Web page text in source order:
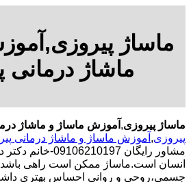
ماساژ
ماشاژ درمانی
ماساژ پیروزی, آموزش ماساژ و ماشاژ
پیروزی, آموزش ماساژ و ماشاژ درمانی
مشاور رایگان
انسان است.ماساژ ممکن است راهی باشد تا
جسمی،روحی و روانی احساس بهتری